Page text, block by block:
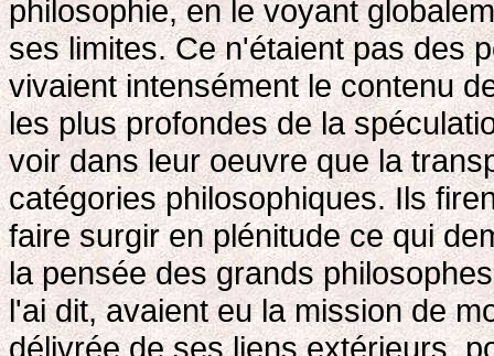
philosophie, en le voyant
ses limites. Ce n'étaient pas des
vivaient intensément le contenu
les plus profondes de la
voir dans leur oeuvre que la
catégories philosophiques. Ils
faire surgir en plénitude ce qui
la pensée des grands
l'ai dit, avaient eu la mission de
délivrée de ses liens extérieurs,